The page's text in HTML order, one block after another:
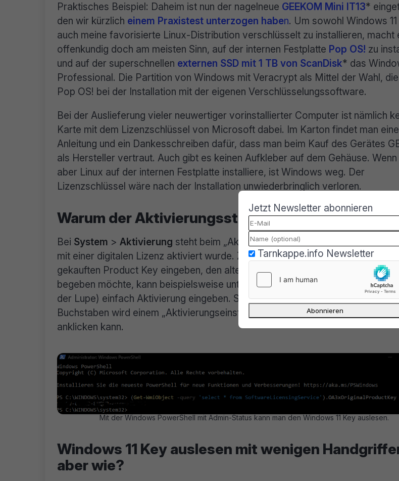
Praktisches Beispiel: Daheim ist nun der nagelneue GEEKOM Mini IT13*
den wir kürzlich einem Praxistest unterzogen haben. Um sowohl Windows
auch meine favorisierte Linux-Distribution verschlüsselt zu installieren, macht
offenkundig doch am meisten Sinn, auf der internen Festplatte Pop OS! zu
und auf der superschnellen externen SSD mit 1 TB von ScanDisk* das
Professional. Die Partition von Windows mit Veracrypt als Mittel der Wahl,
Pop OS! bei der Installation mit der eigenen Verschlüsselungssoftware.
Bei der Auslieferung vieler neuwertiger vorinstallierter Computer ist nämlich
Karte mit dem Lizenzschlüssel von Microsoft dabei. Im Karton findet man eine
Anleitung und ein Dankesschreiben dafür, dass man beim Kauf des Gerätes
als Hersteller vertraut. Auch gibt es keinen Aufkleber auf dem Gehäuse. Wenn
aber Linux auf der internen Festplatte installiere, ist Windows weg. Der
Lizenzschlüssel wäre nach der Installation unwiederbringlich verloren.
Warum der Aktivierungsstatus wenig hilfreich ist
Bei System > Aktivierung steht beim „Aktivierungsstatus“ lediglich, dass
mit einer digitalen Lizenz aktiviert wurde. Zwar kann man dort einen weiteren
gekauften Product Key eingeben, den alten aber nicht ablesen. Wer sich dorthin
begeben möchte, kann beispielsweise unten im Suchfeld (daneben ist das
der Lupe) einfach Aktivierung eingeben. Schon nach den ersten eingegeben
Buchstaben wird einem „Aktivierungseinstellungen“ vorgeschlagen, was man
anklicken kann.
Mit der Windows PowerShell mit Admin-Status kann man den Windows 11 Key auslesen.
Windows 11 Key auslesen mit wenigen
aber wie?
Jetzt Newsletter abonnieren
Tarnkappe.info Newsletter